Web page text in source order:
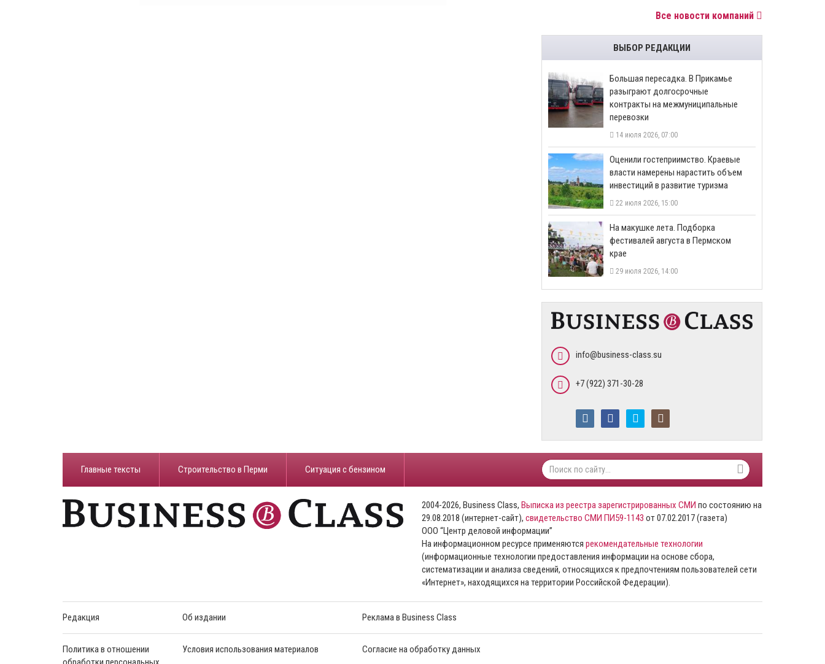
Все новости компаний
ВЫБОР РЕДАКЦИИ
Большая пересадка. В Прикамье
разыграют долгосрочные
контракты на межмуниципальные
перевозки
14 июля 2026, 07:00
Оценили гостеприимство. Краевые
власти намерены нарастить объем
инвестиций в развитие туризма
22 июля 2026, 15:00
На макушке лета. Подборка
фестивалей августа в Пермском
крае
29 июля 2026, 14:00
info@business-class.su
+7 (922) 371-30-28
Главные тексты Строительство в Перми ​Ситуация с бензином
2004-2026, Business Class, Выписка из реестра зарегистрированных СМИ по состоянию на
29.08.2018 (интернет-сайт), свидетельство СМИ ПИ59-1143 от 07.02.2017 (газета)
ООО “Центр деловой информации”
На информационном ресурсе применяются рекомендательные технологии
(информационные технологии предоставления информации на основе сбора,
систематизации и анализа сведений, относящихся к предпочтениям пользователей сети
«Интернет», находящихся на территории Российской Федерации).
Редакция Об издании Реклама в Business Class
Политика в отношении
Условия использования материалов Согласие на обработку данных